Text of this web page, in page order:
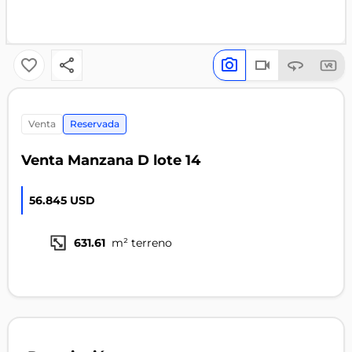
venta Reservada
Venta Manzana D lote 14
56.845 USD
631.61 m² terreno